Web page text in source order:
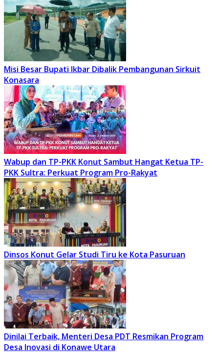
Misi Besar Bupati Ikbar Dibalik Pembangunan Sirkuit
Konasara
Wabup dan TP-PKK Konut Sambut Hangat Ketua TP-
PKK Sultra: Perkuat Program Pro-Rakyat
Dinsos Konut Gelar Studi Tiru ke Kota Pasuruan
Dinilai Terbaik, Menteri Desa PDT Resmikan Program
Desa Inovasi di Konawe Utara